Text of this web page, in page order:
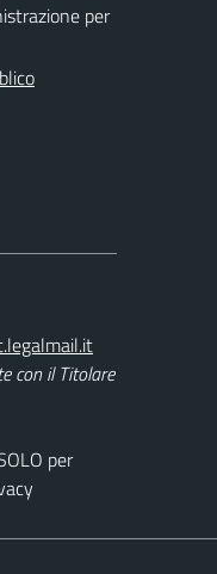
per
con il Titolare
per